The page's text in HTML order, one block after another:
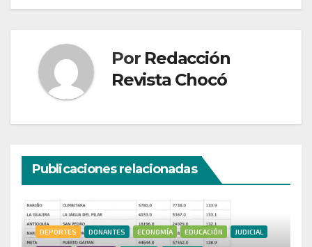
Por Redacción
Revista Chocó
Publicaciones relacionadas
DEPORTES DONANTES ECONOMÍA EDUCACIÓN JUDICIAL